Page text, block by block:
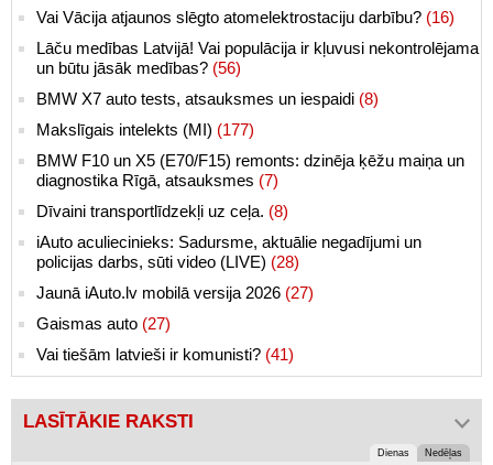
Vai Vācija atjaunos slēgto atomelektrostaciju darbību? (16)
Lāču medības Latvijā! Vai populācija ir kļuvusi nekontrolējama
un būtu jāsāk medības? (56)
BMW X7 auto tests, atsauksmes un iespaidi (8)
Makslīgais intelekts (MI) (177)
BMW F10 un X5 (E70/F15) remonts: dzinēja ķēžu maiņa un
diagnostika Rīgā, atsauksmes (7)
Dīvaini transportlīdzekļi uz ceļa. (8)
iAuto aculiecinieks: Sadursme, aktuālie negadījumi un
policijas darbs, sūti video (LIVE) (28)
Jaunā iAuto.lv mobilā versija 2026 (27)
Gaismas auto (27)
Vai tiešām latvieši ir komunisti? (41)
LASĪTĀKIE RAKSTI
Dienas Nedēļas